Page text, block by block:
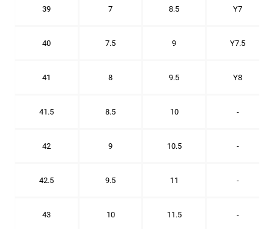
39 7 8.5 Y7
40 7.5 9 Y7.5
41 8 9.5 Y8
41.5 8.5 10 -
42 9 10.5 -
42.5 9.5 11 -
43 10 11.5 -